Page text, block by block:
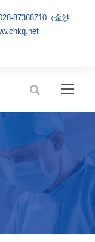
87368710（金沙